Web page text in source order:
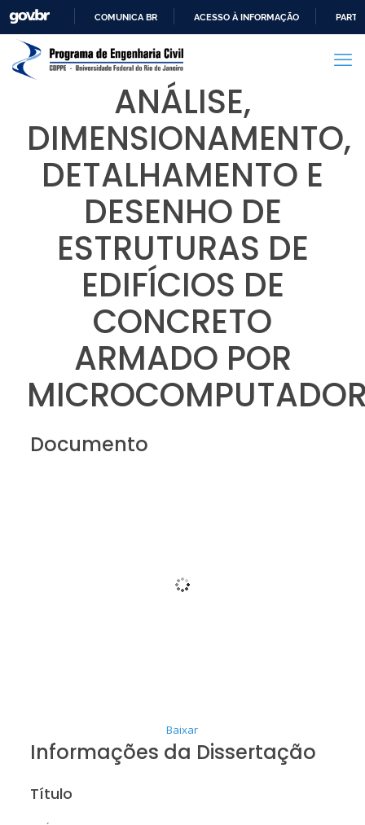
PARA
CONTEÚDO
COMUNICA BR ACESSO À INFORMAÇÃO
ANÁLISE,
DIMENSIONAMENTO,
DETALHAMENTO E
DESENHO DE
ESTRUTURAS DE
EDIFÍCIOS DE
CONCRETO
ARMADO POR
Documento
Baixar
Informações da Dissertação
Título